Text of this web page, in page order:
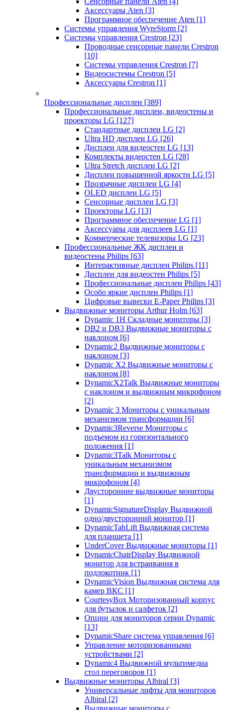
Аксессуары Aten [3]
Программное обеспечение Aten [1]
Системы управления WyreStorm [2]
Системы управления Crestron [23]
Проводные сенсорные панели Crestron
[10]
Системы управления Crestron [7]
Видеосистемы Crestron [5]
Аксессуары Crestron [1]
Профессиональные дисплеи [389]
Профессиональные дисплеи, видеостены и
проекторы LG [127]
Стандартные дисплеи LG [2]
Ultra HD дисплеи LG [26]
Дисплеи для видеостен LG [13]
Комплекты видеостен LG [28]
Ultra Stretch дисплеи LG [2]
Дисплеи повышенной яркости LG [5]
Прозрачные дисплеи LG [4]
OLED дисплеи LG [5]
Сенсорные дисплеи LG [3]
Проекторы LG [13]
Программное обеспечение LG [1]
Аксессуары для дисплеев LG [1]
Коммерческие телевизоры LG [23]
Профессиональные ЖК дисплеи и
видеостены Philips [63]
Интерактивные дисплеи Philips [11]
Дисплеи для видеостен Philips [5]
Профессиональные дисплеи Philips [43]
Особо яркие дисплеи Philips [1]
Цифровые вывески E-Paper Philips [3]
Выдвижные мониторы Arthur Holm [63]
Dynamic 1Н Складные мониторы [3]
DB2 и DB3 Выдвижные мониторы с
наклоном [6]
Dynamic2 Выдвижные мониторы с
наклоном [3]
Dynamic X2 Выдвижные мониторы с
наклоном [8]
DynamicX2Talk Выдвижные мониторы
с наклоном и выдвижным микрофоном
[2]
Dynamic 3 Мониторы с уникальным
механизмом трансформации [6]
Dynamic3Reverse Мониторы с
подъемом из горизонтального
положения [1]
Dynamic3Talk Мониторы с
уникальным механизмом
трансформации и выдвижным
микрофоном [4]
Двусторонние выдвижные мониторы
[1]
DynamicSignatureDisplay Выдвижной
одно/двусторонний монитор [1]
DynamicTabLift Выдвижная система
для планшета [1]
UnderCover Выдвижные мониторы [1]
DynamicChairDisplay Выдвижной
монитор для встраивания в
подлокотник [1]
DynamicVision Выдвижная система для
камер ВКС [1]
CourtesyBox Моторизованный корпус
для бутылок и салфеток [2]
Опции для мониторов серии Dynamic
[13]
DynamicShare система управления [6]
Управление моторизованными
устройствами [2]
Dynamic4 Выдвижной мультимедиа
стол переговоров [1]
Выдвижные мониторы Albiral [3]
Универсальные лифты для мониторов
Albiral [2]
Выдвижные мониторы с